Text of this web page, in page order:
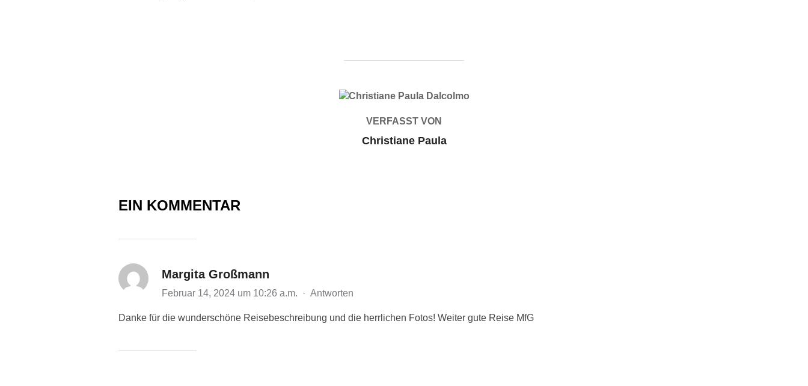
BEITRAGSAUTOR
VERFASST VON
Christiane Paula
EIN KOMMENTAR
Margita Großmann
Februar 14, 2024 um 10:26 a.m. · Antworten
Danke für die wunderschöne Reisebeschreibung und die herrlichen Fotos! Weiter gute Reise MfG